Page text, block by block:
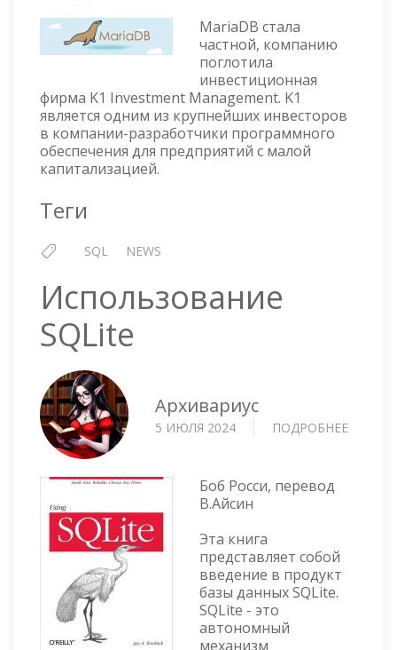
ЧАСТНОЙ
MariaDB стала
частной, компанию
поглотила
инвестиционная
фирма K1 Investment Management. K1
является одним из крупнейших инвесторов
в компании-разработчики программного
обеспечения для предприятий с малой
капитализацией.
Теги
SQL NEWS
Использование
SQLite
Архивариус
5 ИЮЛЯ 2024 ПОДРОБНЕЕ
Боб Росси, перевод
В.Айсин
Эта книга
представляет собой
введение в продукт
базы данных SQLite.
SQLite - это
автономный
механизм